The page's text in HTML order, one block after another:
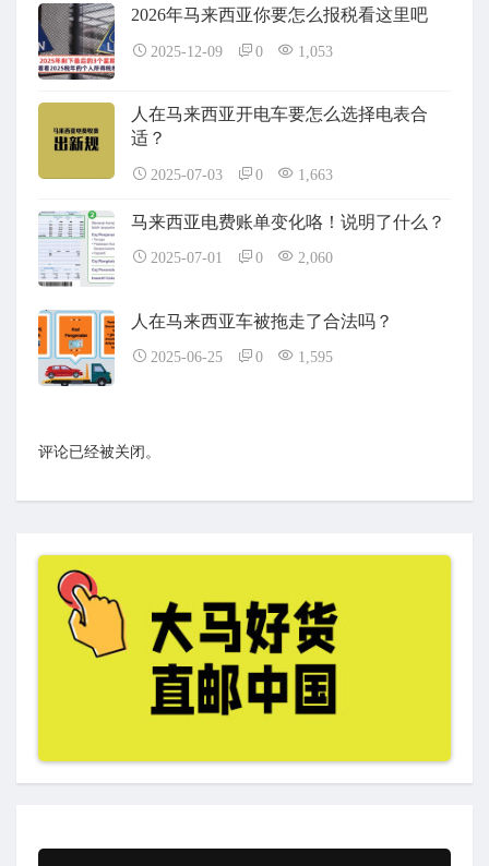
2026年马来西亚你要怎么报税看这里吧
2025-12-09 0 1,053
人在马来西亚开电车要怎么选择电表合
适？
2025-07-03 0 1,663
马来西亚电费账单变化咯！说明了什么？
2025-07-01 0 2,060
人在马来西亚车被拖走了合法吗？
2025-06-25 0 1,595
评论已经被关闭。